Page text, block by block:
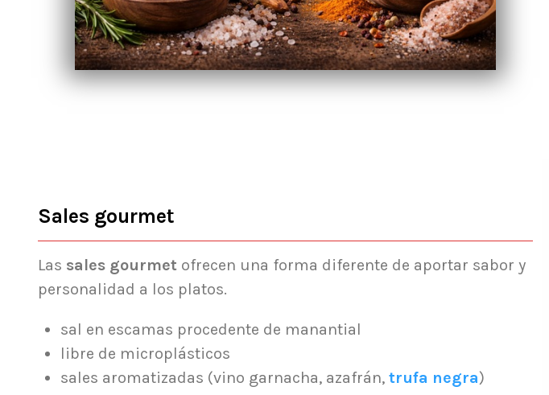
Sales gourmet
Las sales gourmet ofrecen una forma diferente de aportar sabor y
personalidad a los platos.
sal en escamas procedente de manantial
libre de microplásticos
sales aromatizadas (vino garnacha, azafrán, trufa negra)